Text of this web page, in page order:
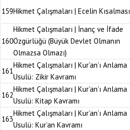
159Hikmet Çalışmaları | Ecelin Kısalması
160
Hikmet Çalışmaları | İnanç ve İfade
Özgürlüğü (Büyük Devlet Olmanın
Olmazsa Olmazı)
161
Hikmet Çalışmaları | Kur’an’ı Anlama
Usulü: Zikir Kavramı
162
Hikmet Çalışmaları | Kur’an’ı Anlama
Usulü: Kitap Kavramı
163
Hikmet Çalışmaları | Kur’an’ı Anlama
Usulü: Kur’an Kavramı